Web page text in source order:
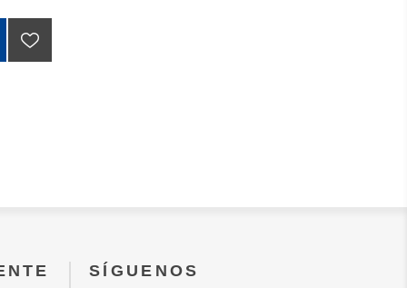
SÍGUENOS